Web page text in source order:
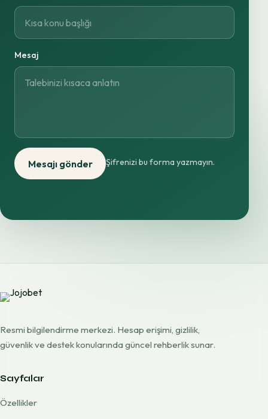
Mesaj
Mesajı gönder Şifrenizi bu forma yazmayın.
Resmi bilgilendirme merkezi. Hesap erişimi, gizlilik,
güvenlik ve destek konularında güncel rehberlik sunar.
Sayfalar
Özellikler